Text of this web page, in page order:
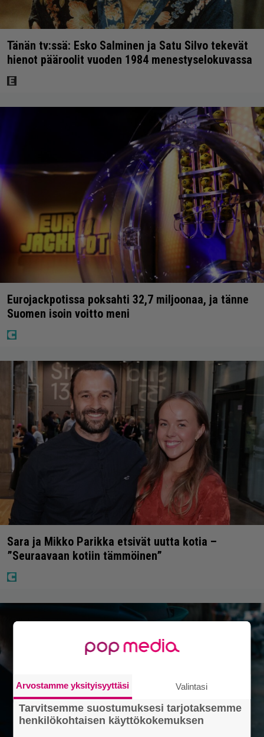
Tänän tv:ssä: Esko Salminen ja Satu Silvo tekevät
hienot pääroolit vuoden 1984 menestyselokuvassa
Eurojackpotissa poksahti 32,7 miljoonaa, ja tänne
Suomen isoin voitto meni
Sara ja Mikko Parikka etsivät uutta kotia –
”Seuraavaan kotiin tämmöinen”
Arvostamme yksityisyyttäsi Valintasi
Tarvitsemme suostumuksesi tarjotaksemme
henkilökohtaisen käyttökokemuksen